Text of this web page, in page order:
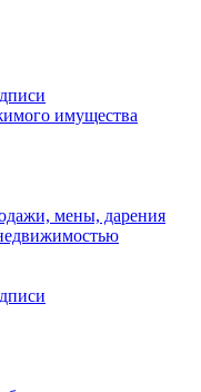
имущества
мены, дарения